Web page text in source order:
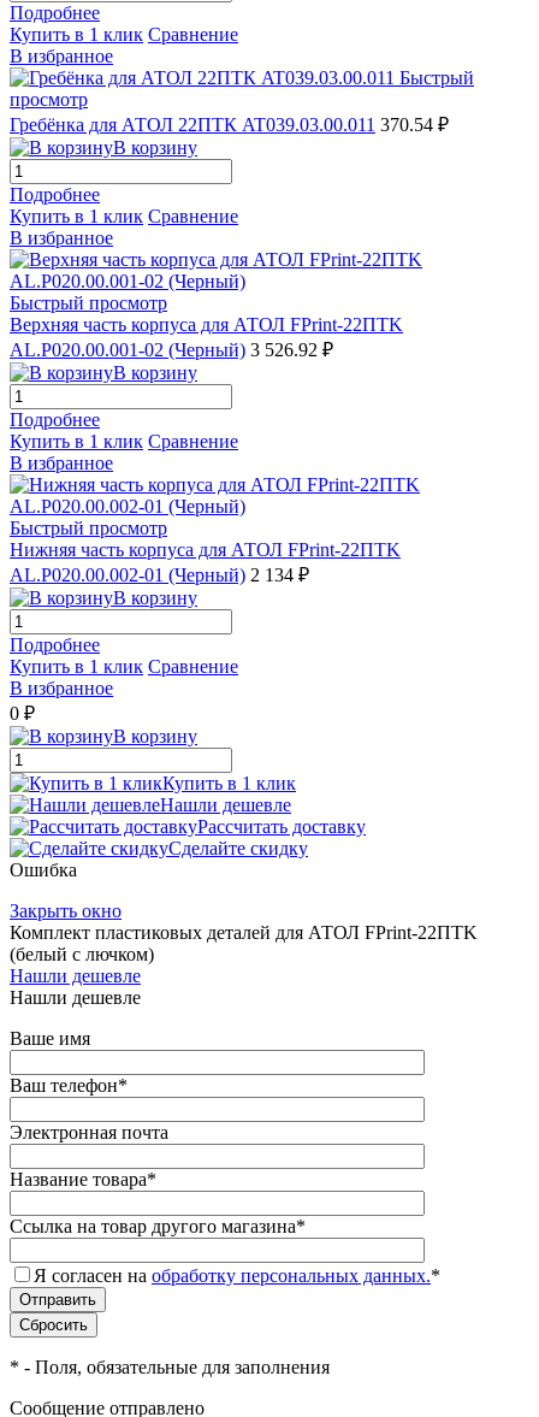
Подробнее
Купить в 1 клик Сравнение
В избранное
Быстрый
просмотр
Гребёнка для АТОЛ 22ПТК AT039.03.00.011 370.54 ₽
В корзину
Подробнее
Купить в 1 клик Сравнение
В избранное
Быстрый просмотр
Верхняя часть корпуса для АТОЛ FPrint-22ПТK
AL.P020.00.001-02 (Черный) 3 526.92 ₽
В корзину
Подробнее
Купить в 1 клик Сравнение
В избранное
Быстрый просмотр
Нижняя часть корпуса для АТОЛ FPrint-22ПТK
AL.P020.00.002-01 (Черный) 2 134 ₽
В корзину
Подробнее
Купить в 1 клик Сравнение
В избранное
0 ₽
В корзину
Купить в 1 клик
Нашли дешевле
Рассчитать доставку
Сделайте скидку
Ошибка
Закрыть окно
Комплект пластиковых деталей для АТОЛ FPrint-22ПТK
(белый с лючком)
Нашли дешевле
Нашли дешевле
Ваше имя
Ваш телефон*
Электронная почта
Название товара*
Ссылка на товар другого магазина*
Я согласен на обработку персональных данных.*
* - Поля, обязательные для заполнения
Сообщение отправлено